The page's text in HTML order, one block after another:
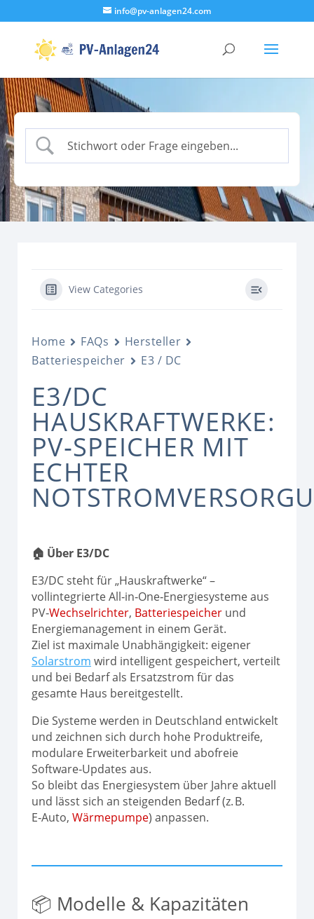
info@pv-anlagen24.com
View Categories
Home FAQs
Hersteller
Batteriespeicher
E3 / DC
E3/DC
HAUSKRAFTWERKE:
PV‑SPEICHER MIT
ECHTER
🏠 Über E3/DC
E3/DC steht für „Hauskraftwerke“ –
vollintegrierte All‑in‑One‑Energiesysteme aus
PV‑Wechselrichter, Batteriespeicher und
Energiemanagement in einem Gerät.
Ziel ist maximale Unabhängigkeit: eigener
Solarstrom wird intelligent gespeichert, verteilt
und bei Bedarf als Ersatzstrom für das
gesamte Haus bereitgestellt.
Die Systeme werden in Deutschland entwickelt
und zeichnen sich durch hohe Produktreife,
modulare Erweiterbarkeit und abofreie
Software‑Updates aus.
So bleibt das Energiesystem über Jahre aktuell
und lässt sich an steigenden Bedarf (z. B.
E‑Auto, Wärmepumpe) anpassen.
📦 Modelle & Kapazitäten